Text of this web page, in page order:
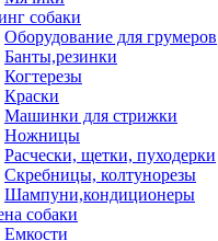
собаки
Оборудование для грумеров
Банты,резинки
Когтерезы
Краски
Машинки для стрижки
Ножницы
Расчески, щетки, пуходерки
Скребницы, колтунорезы
Шампуни,кондиционеры
собаки
Емкости